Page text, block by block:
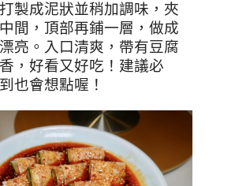
製成泥狀並稍加調味，夾
間，頂部再鋪一層，做成
亮。入口清爽，帶有豆腐
，好看又好吃！建議必
也會想點喔！